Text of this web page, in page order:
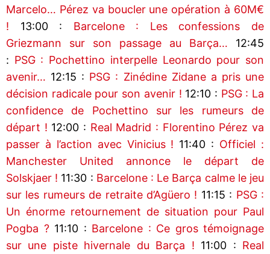
Marcelo… Pérez va boucler une opération à 60M€
! 13:00 : Barcelone : Les confessions de
Griezmann sur son passage au Barça… 12:45
: PSG : Pochettino interpelle Leonardo pour son
avenir… 12:15 : PSG : Zinédine Zidane a pris une
décision radicale pour son avenir ! 12:10 : PSG : La
confidence de Pochettino sur les rumeurs de
départ ! 12:00 : Real Madrid : Florentino Pérez va
passer à l’action avec Vinicius ! 11:40 : Officiel :
Manchester United annonce le départ de
Solskjaer ! 11:30 : Barcelone : Le Barça calme le jeu
sur les rumeurs de retraite d’Agüero ! 11:15 : PSG :
Un énorme retournement de situation pour Paul
Pogba ?11:10 : Barcelone : Ce gros témoignage
sur une piste hivernale du Barça ! 11:00 : Real